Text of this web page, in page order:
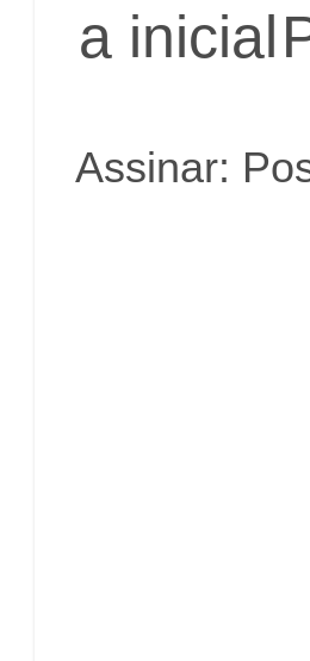
a inicial
Assinar: